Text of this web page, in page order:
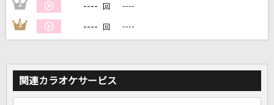
2 ---- 回 ----
3 ---- 回 ----
関連カラオケサービス